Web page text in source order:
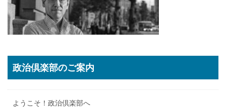
政治倶楽部のご案内
ようこそ！政治倶楽部へ